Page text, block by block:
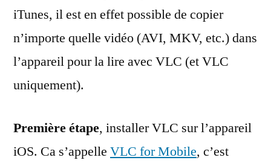
iTunes, il est en effet possible de copier
n’importe quelle vidéo (AVI, MKV, etc.) dans
l’appareil pour la lire avec VLC (et VLC
uniquement).
Première étape, installer VLC sur l’appareil
iOS. Ca s’appelle VLC for Mobile, c’est